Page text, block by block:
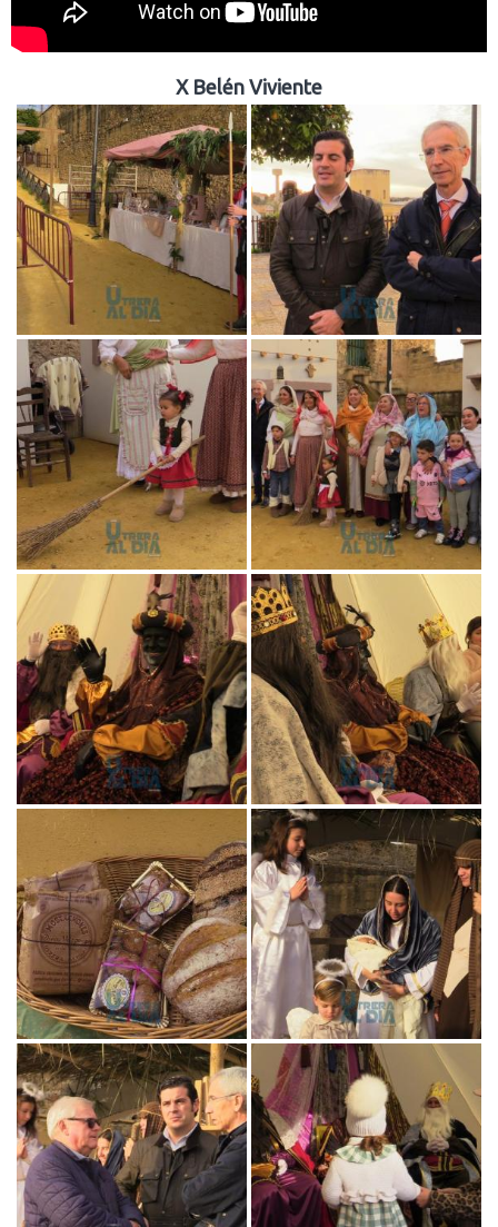
X Belén Viviente